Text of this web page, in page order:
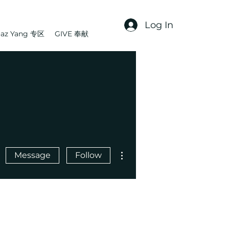
Yang 专区 GIVE 奉献
Log In
Message Follow